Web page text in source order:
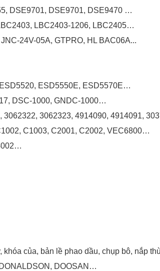
DSE9701, DSE9701, DSE9470 …
LBC2403-1206, LBC2405…
24V-05A, GTPRO, HL BAC06A...
ESD5550E, ESD5570E…
DSC-1000, GNDC-1000…
3062322, 3062323, 4914090, 4914091,
C1003, C2001, C2002, VEC6800…
khóa của, bản lề phao dầu, chụp bô, nắp
DOOSAN…